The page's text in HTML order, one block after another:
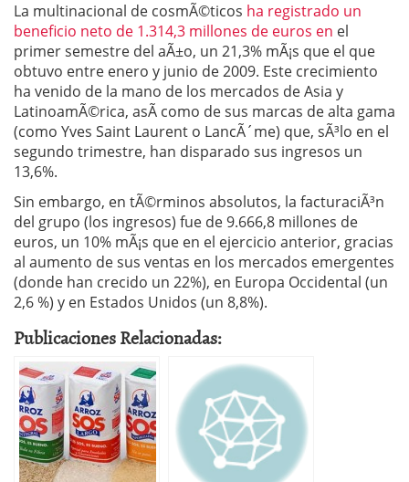
La multinacional de cosmÃ©ticos ha registrado un
beneficio neto de 1.314,3 millones de euros en el
primer semestre del aÃ±o, un 21,3% mÃ¡s que el que
obtuvo entre enero y junio de 2009. Este crecimiento
ha venido de la mano de los mercados de Asia y
LatinoamÃ©rica, asÃ­ como de sus marcas de alta gama
(como Yves Saint Laurent o LancÃ´me) que, sÃ³lo en el
segundo trimestre, han disparado sus ingresos un
13,6%.
Sin embargo, en tÃ©rminos absolutos, la facturaciÃ³n
del grupo (los ingresos) fue de 9.666,8 millones de
euros, un 10% mÃ¡s que en el ejercicio anterior, gracias
al aumento de sus ventas en los mercados emergentes
(donde han crecido un 22%), en Europa Occidental (un
2,6 %) y en Estados Unidos (un 8,8%).
Publicaciones Relacionadas: